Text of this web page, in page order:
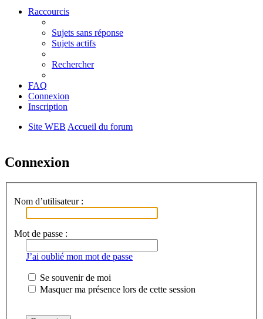
Raccourcis
Sujets sans réponse
Sujets actifs
Rechercher
FAQ
Connexion
Inscription
Site WEB Accueil du forum
Connexion
Nom d’utilisateur :
Mot de passe :
J’ai oublié mon mot de passe
Se souvenir de moi
Masquer ma présence lors de cette session